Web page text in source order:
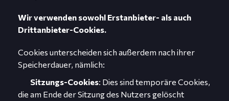
Wir verwenden sowohl Erstanbieter- als auch
Drittanbieter-Cookies.
Cookies unterscheiden sich außerdem nach ihrer
Speicherdauer, nämlich:
Sitzungs-Cookies: Dies sind temporäre Cookies,
die am Ende der Sitzung des Nutzers gelöscht